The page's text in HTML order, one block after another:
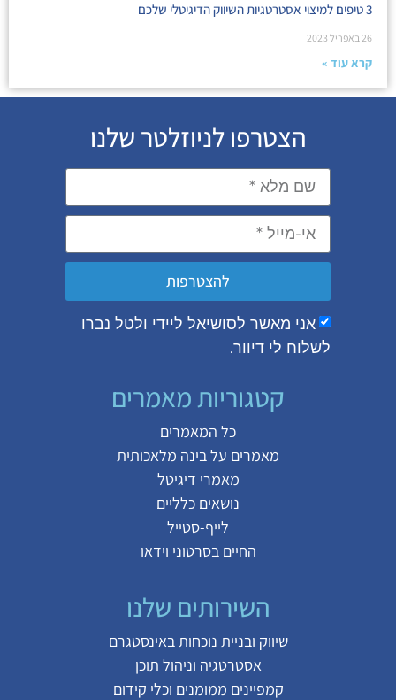
3 טיפים למיצוי אסטרטגיות השיווק הדיגיטלי שלכם
26 באפריל 2023
קרא עוד »
הצטרפו לניוזלטר שלנו
אני מאשר לסושיאל ליידי ולטל נברו
לשלוח לי דיוור.
להצטרפות
קטגוריות מאמרים
כל המאמרים
מאמרים עלבינה מלאכותית
מאמרי דיגיטל
נושאים כלליים
לייף-סטייל
החיים בסרטוני וידאו
השירותים שלנו
שיווק ובניית נוכחות באינסטגרם
אסטרטגיה וניהול תוכן
קמפיינים ממומנים וכלי קידום